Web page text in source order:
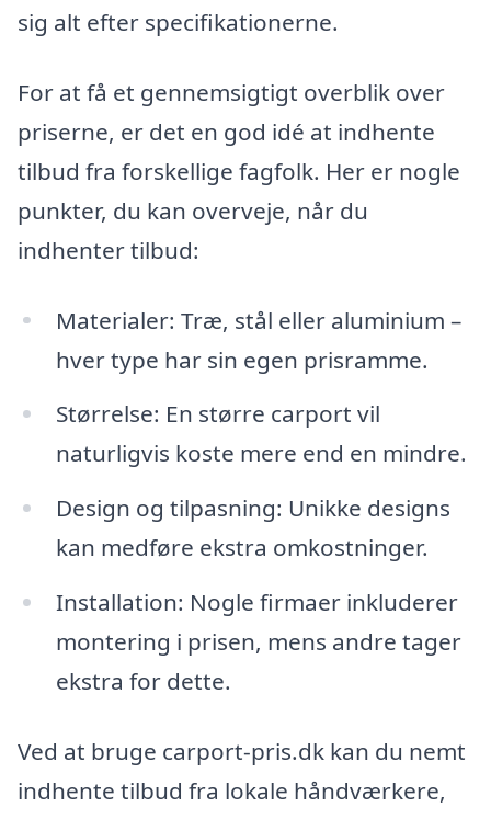
sig alt efter specifikationerne.
For at få et gennemsigtigt overblik over
priserne, er det en god idé at indhente
tilbud fra forskellige fagfolk. Her er nogle
punkter, du kan overveje, når du
indhenter tilbud:
Materialer: Træ, stål eller aluminium –
hver type har sin egen prisramme.
Størrelse: En større carport vil
naturligvis koste mere end en mindre.
Design og tilpasning: Unikke designs
kan medføre ekstra omkostninger.
Installation: Nogle firmaer inkluderer
montering i prisen, mens andre tager
ekstra for dette.
Ved at bruge carport-pris.dk kan du nemt
indhente tilbud fra lokale håndværkere,